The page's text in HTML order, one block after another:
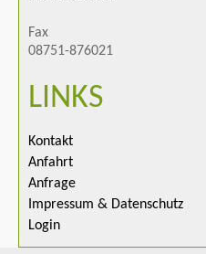
Fax
08751-876021
LINKS
Kontakt
Anfahrt
Anfrage
Impressum & Datenschutz
Login